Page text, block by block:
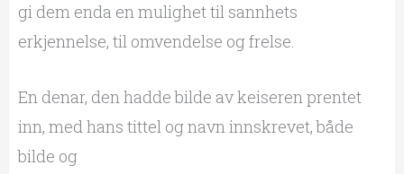
gi dem enda en mulighet til sannhets
erkjennelse, til omvendelse og frelse.
En denar, den hadde bilde av keiseren prentet
inn, med hans tittel og navn innskrevet, både
bilde og